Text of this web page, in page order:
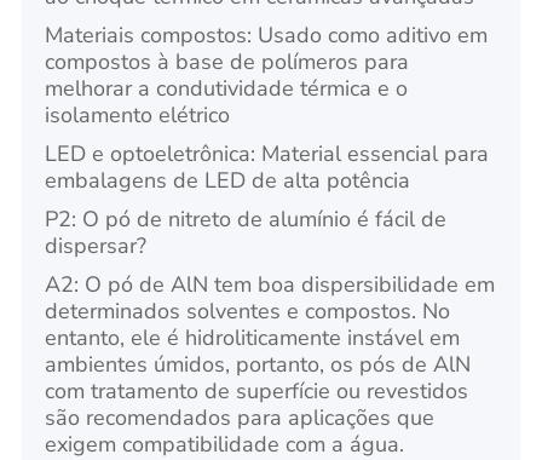
Materiais compostos: Usado como aditivo em
compostos à base de polímeros para
melhorar a condutividade térmica e o
isolamento elétrico
LED e optoeletrônica: Material essencial para
embalagens de LED de alta potência
P2: O pó de nitreto de alumínio é fácil de
dispersar?
A2: O pó de AlN tem boa dispersibilidade em
determinados solventes e compostos. No
entanto, ele é hidroliticamente instável em
ambientes úmidos, portanto, os pós de AlN
com tratamento de superfície ou revestidos
são recomendados para aplicações que
exigem compatibilidade com a água.